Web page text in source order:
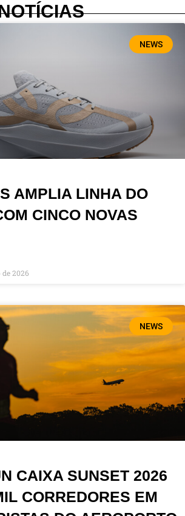
NEWS
AMPLIA LINHA DO
CINCO NOVAS
de 2026
NEWS
CAIXA SUNSET 2026
CORREDORES EM